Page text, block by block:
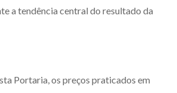
a tendência central do resultado da
Portaria, os preços praticados em